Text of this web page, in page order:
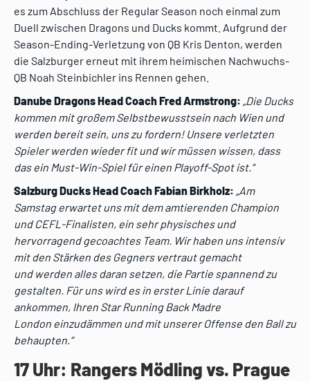
es zum Abschluss der Regular Season noch einmal zum
Duell zwischen Dragons und Ducks kommt. Aufgrund der
Season-Ending-Verletzung von QB Kris Denton, werden
die Salzburger erneut mit ihrem heimischen Nachwuchs-
QB Noah Steinbichler ins Rennen gehen.
Danube Dragons Head Coach Fred Armstrong: „Die Ducks
kommen mit großem Selbstbewusstsein nach Wien und
werden bereit sein, uns zu fordern! Unsere verletzten
Spieler werden wieder fit und wir müssen wissen, dass
das ein Must-Win-Spiel für einen Playoff-Spot ist.“
Salzburg Ducks Head Coach Fabian Birkholz: „Am
Samstag erwartet uns mit dem amtierenden Champion
und CEFL-Finalisten, ein sehr physisches und
hervorragend gecoachtes Team. Wirhaben uns intensiv
mit den Stärken des Gegners vertraut gemacht
und werden alles daran setzen, die Partie spannend zu
gestalten. Für uns wirdes in erster Linie darauf
ankommen, Ihren Star Running Back Madre
London einzudämmen und mit unserer Offense den Ball zu
behaupten.“
17 Uhr: Rangers Mödling vs. Prague